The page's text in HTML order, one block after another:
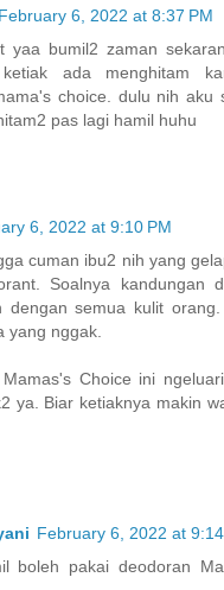
February 6, 2022 at 8:37 PM
yaa bumil2 zaman
ada menghitam
choice. dulu nih aku
pas lagi hamil huhu
6, 2022 at 9:10 PM
cuman ibu2 nih yang
Soalnya kandungan
dengan semua kulit
yang nggak.
Choice ini
ya. Biar ketiaknya makin
February 6, 2022 at
boleh pakai deodoran